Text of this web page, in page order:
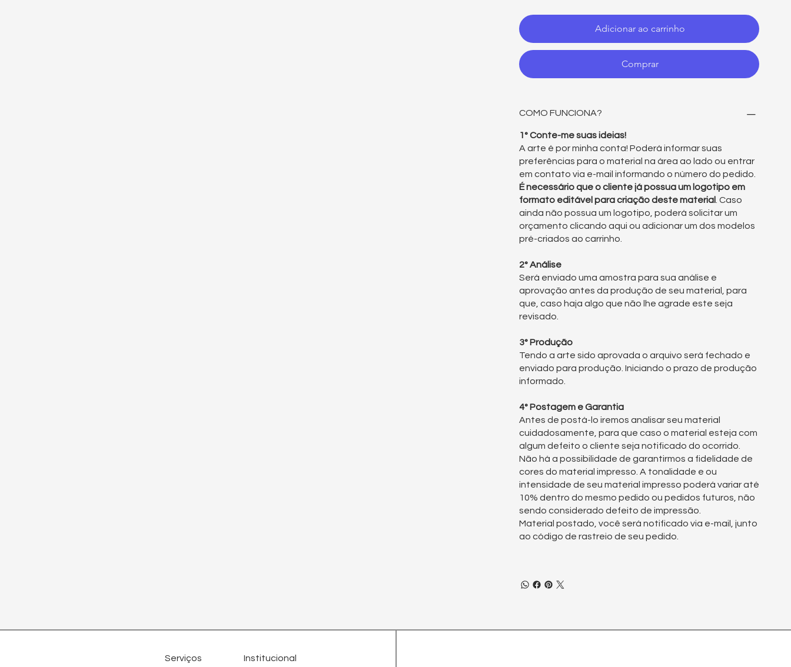
Adicionar ao carrinho
Comprar
COMO FUNCIONA?
1° Conte-me suas ideias!
A arte é por minha conta! Poderá informar suas
preferências para o material na área ao lado ou entrar
em contato via e-mail informando o número do pedido.
É necessário que o cliente já possua um logotipo em
formato editável para criação deste material . Caso
ainda não possua um logotipo, poderá solicitar um
orçamento clicandoaqui ou adicionar um dosmodelos
pré-criados ao carrinho.
2° Análise
Será enviado uma amostra para sua análise e
aprovação antes da produção de seu material, para
que, caso haja algo que não lhe agrade este seja
revisado.
3° Produção
Tendo a arte sido aprovada o arquivo será fechado e
enviado para produção. Iniciando o prazo de produção
informado.
4° Postagem e Garantia
Antes de postá-lo iremos analisar seu material
cuidadosamente, para que caso o material esteja com
algum defeito o cliente seja notificado do ocorrido.
Não há a possibilidade de garantirmos a fidelidade de
cores do material impresso. A tonalidade e ou
intensidade de seu material impresso poderá variar até
10% dentro do mesmo pedido ou pedidos futuros, não
sendo considerado defeito de impressão.
Material postado, você será notificado via e-mail, junto
ao código de rastreio de seu pedido.
Serviços Institucional